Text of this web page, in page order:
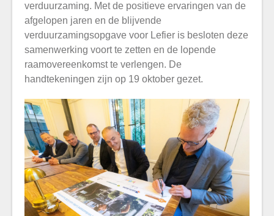
verduurzaming. Met de positieve ervaringen van de
afgelopen jaren en de blijvende
verduurzamingsopgave voor Lefier is besloten deze
samenwerking voort te zetten en de lopende
raamovereenkomst te verlengen. De
handtekeningen zijn op 19 oktober gezet.